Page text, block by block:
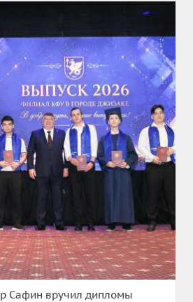
Сафин вручил дипломы